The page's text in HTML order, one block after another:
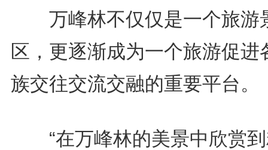
万峰林不仅仅是一个旅游
区，更逐渐成为一个旅游促进
族交往交流交融的重要平台。
“在万峰林的美景中欣赏到